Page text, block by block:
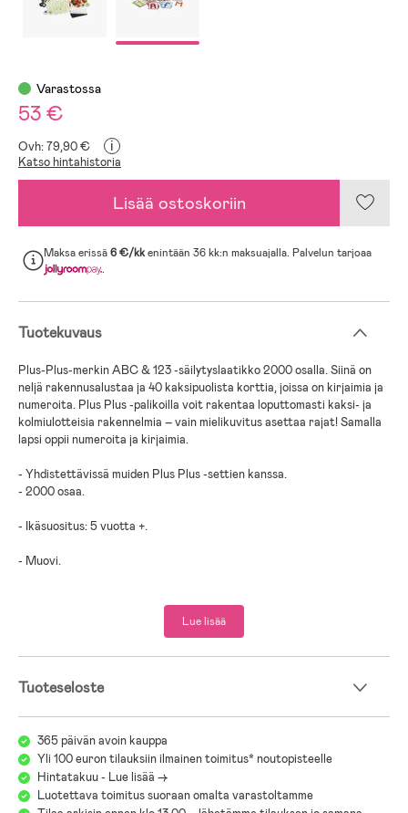
Varastossa
53 €
Ovh: 79,90 € i
Katso hintahistoria
Lisää ostoskoriin
Maksa erissä6 €/kkenintään 36 kk:n maksuajalla. Palvelun tarjoaa
.
Tuotekuvaus
Plus-Plus-merkin ABC & 123 -säilytyslaatikko 2000 osalla. Siinä on
neljä rakennusalustaa ja 40 kaksipuolista korttia, joissa on kirjaimia ja
numeroita. Plus Plus -palikoilla voit rakentaa loputtomasti kaksi- ja
kolmiulotteisia rakennelmia – vain mielikuvitus asettaa rajat! Samalla
lapsi oppii numeroita ja kirjaimia.
- Yhdistettävissä muiden Plus Plus -settien kanssa.
- 2000 osaa.
- Ikäsuositus: 5 vuotta +.
- Muovi.
Lue lisää
Tuoteseloste
365 päivän avoin kauppa
Yli 100 euron tilauksiin ilmainen toimitus* noutopisteelle
Hintatakuu - Lue lisää ->
Luotettava toimitus suoraan omalta varastoltamme